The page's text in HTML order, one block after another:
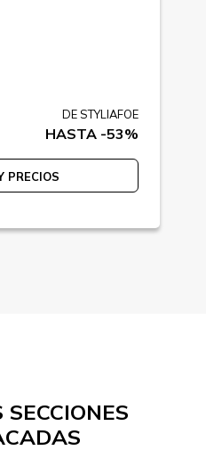
DE STYLIAFOE
HASTA -53%
PRECIOS